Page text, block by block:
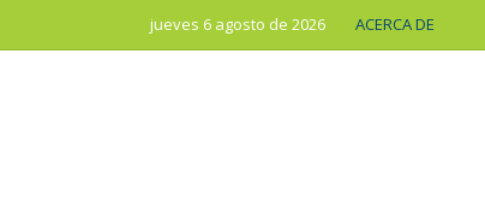
jueves 6 agosto de 2026 ACERCA DE